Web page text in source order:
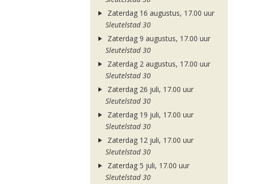
Zaterdag 16 augustus, 17.00 uur
Sleutelstad 30
Zaterdag 9 augustus, 17.00 uur
Sleutelstad 30
Zaterdag 2 augustus, 17.00 uur
Sleutelstad 30
Zaterdag 26 juli, 17.00 uur
Sleutelstad 30
Zaterdag 19 juli, 17.00 uur
Sleutelstad 30
Zaterdag 12 juli, 17.00 uur
Sleutelstad 30
Zaterdag 5 juli, 17.00 uur
Sleutelstad 30